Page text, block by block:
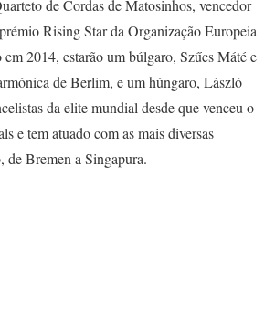
de Cordas de Matosinhos, vencedor
Rising Star da Organização Europeia
em 2014, estarão um búlgaro, Szűcs Máté e
de Berlim, e um húngaro, László
da elite mundial desde que venceu o
e tem atuado com as mais diversas
de Bremen a Singapura.